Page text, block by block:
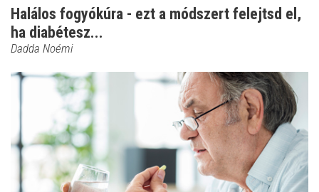
Halálos fogyókúra - ezt a módszert felejtsd el,
ha diabétesz...
Dadda Noémi